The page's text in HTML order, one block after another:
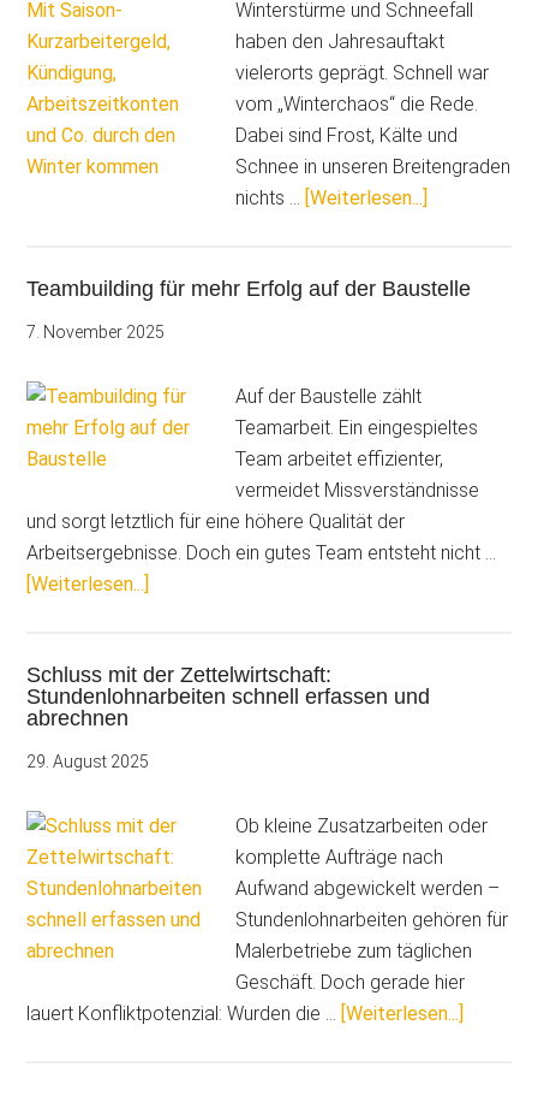
neue
Technik
Winterstürme und Schneefall
haben den Jahresauftakt
vielerorts geprägt. Schnell war
vom „Winterchaos“ die Rede.
Dabei sind Frost, Kälte und
Schnee in unseren Breitengraden
nichts … [Weiterlesen...]
Kündigung,
durch
Winter
Teambuilding für mehr Erfolg auf der Baustelle
7. November 2025
Auf der Baustelle zählt
Teamarbeit. Ein eingespieltes
Team arbeitet effizienter,
vermeidet Missverständnisse
und sorgt letztlich für eine höhere Qualität der
Arbeitsergebnisse. Doch ein gutes Team entsteht nicht …
[Weiterlesen...]
Erfolg
auf
Schluss mit der Zettelwirtschaft:
Stundenlohnarbeiten schnell erfassen und
abrechnen
29. August 2025
Ob kleine Zusatzarbeiten oder
komplette Aufträge nach
Aufwand abgewickelt werden –
Stundenlohnarbeiten gehören für
Malerbetriebe zum täglichen
Geschäft. Doch gerade hier
lauert Konfliktpotenzial: Wurden die … [Weiterlesen...]